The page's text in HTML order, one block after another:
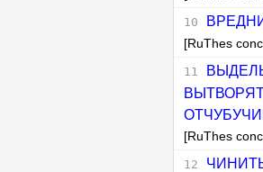
[RuThes
[RuThes